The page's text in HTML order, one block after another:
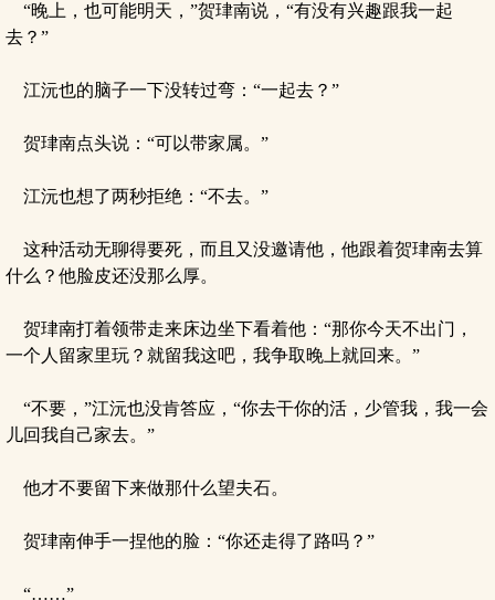
“晚上，也可能明天，”贺珒南说，“有没有兴趣跟我一起
去？”
江沅也的脑子一下没转过弯：“一起去？”
贺珒南点头说：“可以带家属。”
江沅也想了两秒拒绝：“不去。”
这种活动无聊得要死，而且又没邀请他，他跟着贺珒南去算
什么？他脸皮还没那么厚。
贺珒南打着领带走来床边坐下看着他：“那你今天不出门，
一个人留家里玩？就留我这吧，我争取晚上就回来。”
“不要，”江沅也没肯答应，“你去干你的活，少管我，我一会
儿回我自己家去。”
他才不要留下来做那什么望夫石。
贺珒南伸手一捏他的脸：“你还走得了路吗？”
“……”